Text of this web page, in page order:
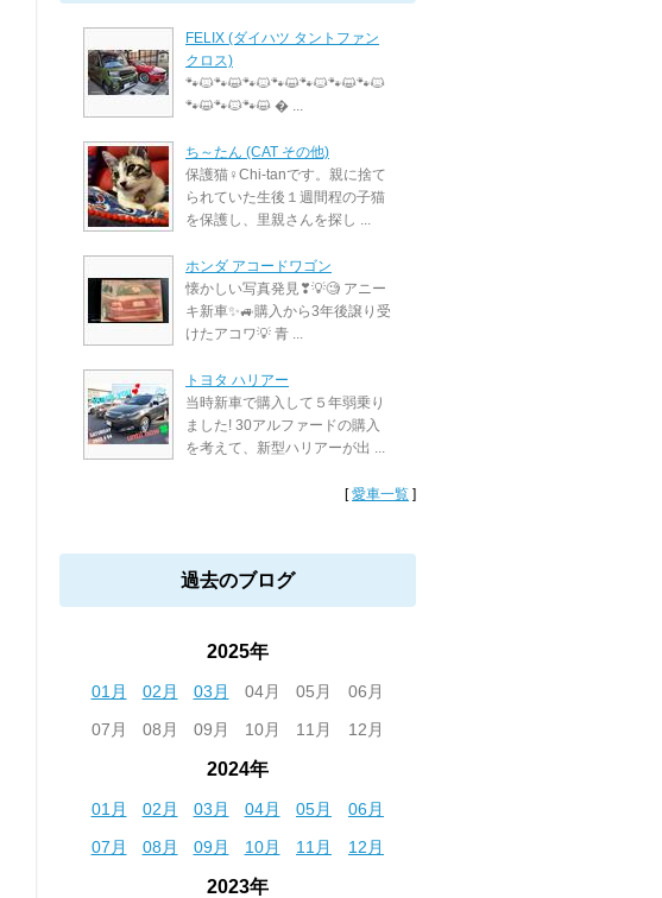
FELIX (ダイハツ タントファン
クロス)
🐾🐱🐾😺🐾🐱🐾😺🐾🐱🐾😺🐾🐱
🐾😺🐾🐱🐾😺 � ...
ち～たん (CAT その他)
保護猫♀Chi-tanです。親に捨て
られていた生後１週間程の子猫
を保護し、里親さんを探し ...
ホンダ アコードワゴン
懐かしい写真発見❣💡🧐 アニー
キ新車✨🚙購入から3年後譲り受
けたアコワ💡 青 ...
トヨタ ハリアー
当時新車で購入して５年弱乗り
ました! 30アルファードの購入
を考えて、新型ハリアーが出 ...
[愛車一覧 ]
過去のブログ
2025年
01月 02月 03月 04月 05月
06月
07月
08月 09月 10月 11月 12月
2024年
01月 02月 03月 04月 05月
06月
07月
08月 09月 10月 11月 12月
2023年